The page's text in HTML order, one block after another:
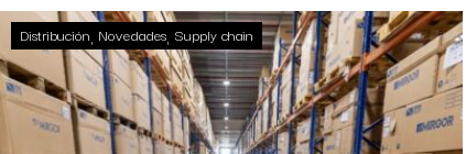
Distribución Novedades Supply chain